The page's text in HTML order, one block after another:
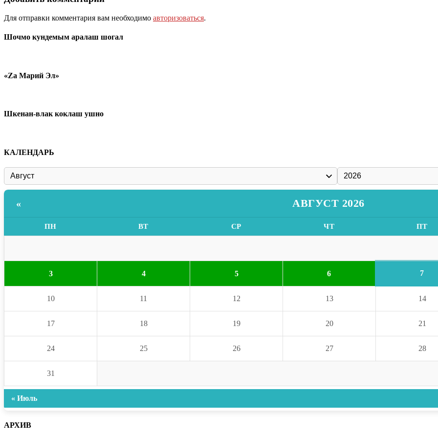
Для отправки комментария вам необходимо авторизоваться.
Шочмо кундемым аралаш шогал
«Zа Марий Эл»
Шкенан-влак коклаш ушно
КАЛЕНДАРЬ
« АВГУСТ 2026
ПН ВТ СР ЧТ ПТ
3 4 5 6 7
10 11 12 13 14
17 18 19 20 21
24 25 26 27 28
31
« Июль
АРХИВ